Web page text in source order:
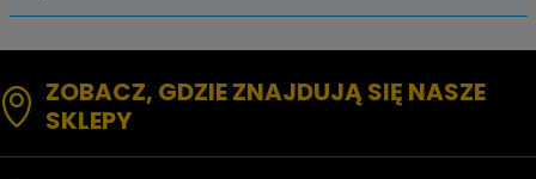
ZOBACZ, GDZIE ZNAJDUJĄ SIĘ NASZE
SKLEPY